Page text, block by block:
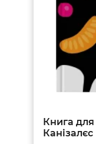
Книга
Канізалєс